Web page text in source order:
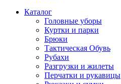
Каталог
Головные уборы
Куртки и парки
Брюки
Тактическая Обувь
Рубахи
Разгрузки и жилеты
Перчатки и рукавицы